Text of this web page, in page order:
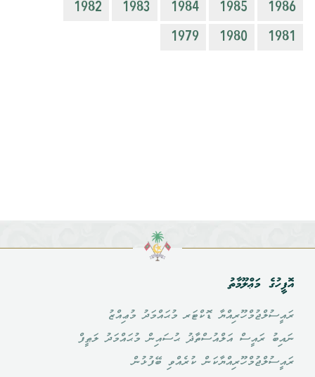
1986
1985
1984
1983
1982
1981
1980
1979
އޮފީހުގެ މަޢްލޫމާތު
ރައީސުލްޖުމްހޫރިއްޔާ ޑޮކްޓަރ މުޙައްމަދު މުޢިއްޒު
ނައިބު ރައީސް އަލްއުސްތާޛު ޙުސައިން މުޙައްމަދު ލަޠީފް
ރައީސުލްޖުމްހޫރިއްޔާކަން ކުރެއްވި ބޭފުޅުން